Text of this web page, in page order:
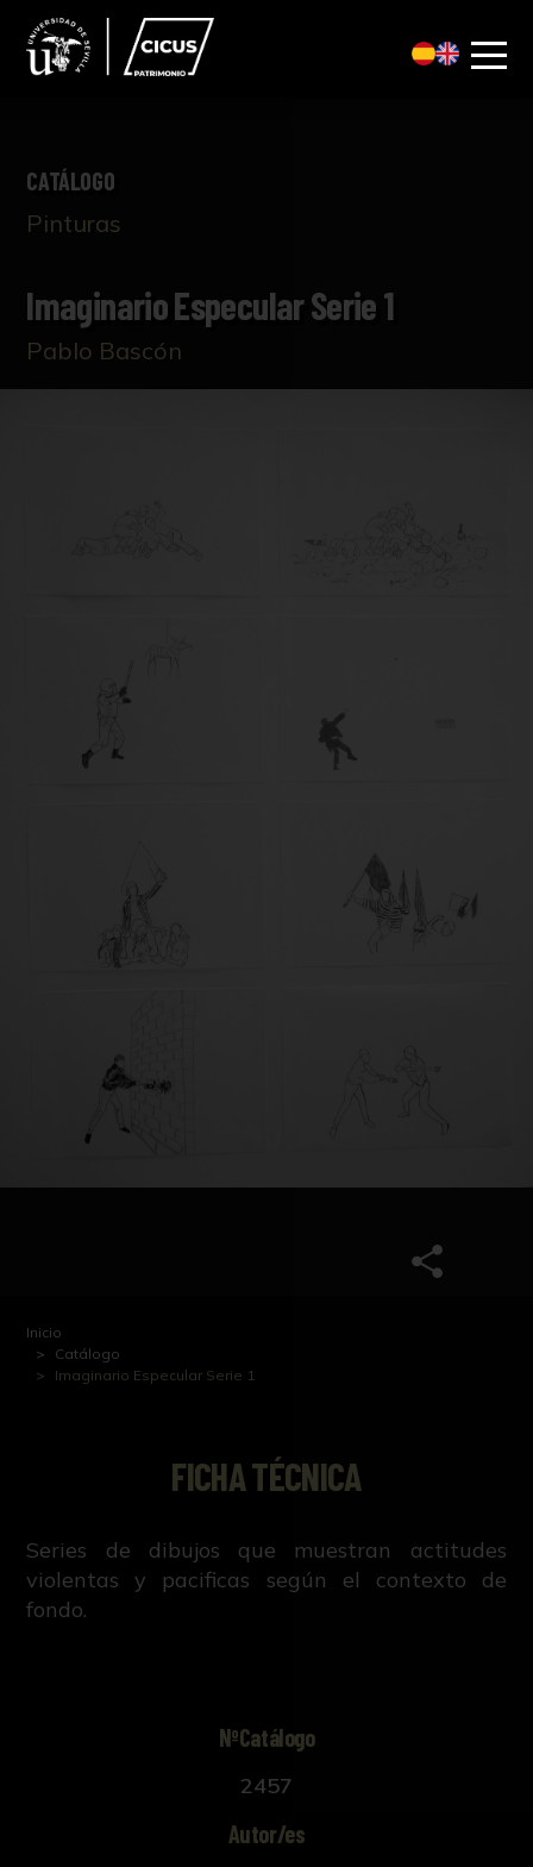
CATÁLOGO
Pinturas
Imaginario Especular Serie 1
Pablo Bascón
Inicio
Catálogo
Imaginario Especular Serie 1
FICHA TÉCNICA
Series de dibujos que muestran actitudes
violentas y pacificas según el contexto de
fondo.
NºCatálogo
2457
Autor/es